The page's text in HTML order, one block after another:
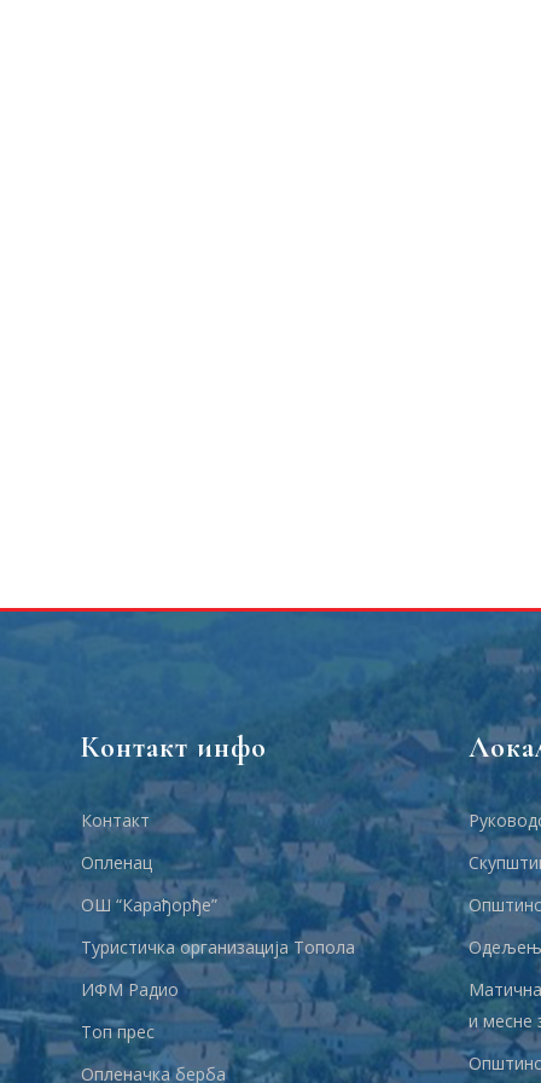
Контакт инфо
Контакт
Опленац
ОШ “Карађорђе”
Туристичка организација Топола
ИФМ Радио
Топ прес
Опленачка берба
и месне